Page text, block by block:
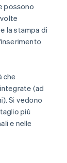
possono
la stampa di
che
(ad
Si vedono
più
e nelle